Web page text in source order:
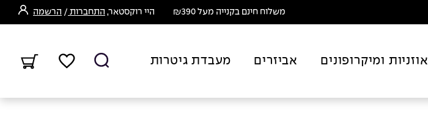
משלוח חינם בקנייה מעל ₪390 היי רוקסטאר, התחברות / הרשמה
אוזניות ומיקרופונים אביזרים מעבדת גיטרות